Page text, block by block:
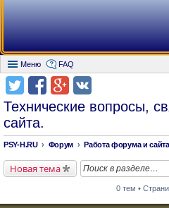
Меню FAQ
Технические вопросы,
сайта.
PSY-H.RU Форум Работа форума и сайта
Новая тема
0 тем •